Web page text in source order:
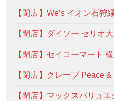
【閉店】We’s イオン石狩
【閉店】ダイソー セリオ
【閉店】セイコーマート
【閉店】クレープ Peace
【閉店】マックスバリュ